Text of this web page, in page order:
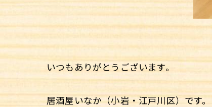
いつもありがとうございます。
居酒屋いなか（小岩・江戸川区）です。